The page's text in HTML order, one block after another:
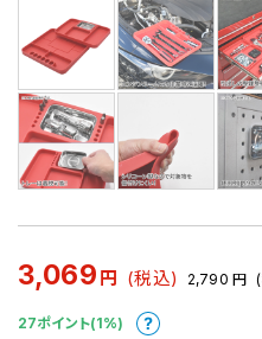
3,069 円 (税込) 2,790 円
27ポイント(1%)